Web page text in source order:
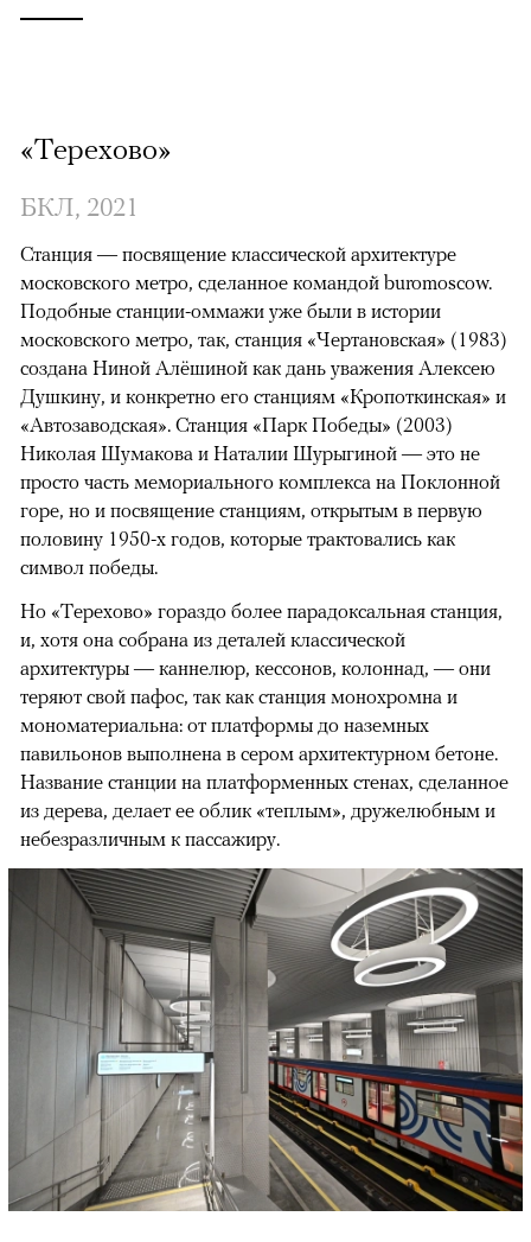
«Терехово»
БКЛ, 2021
Станция — посвящение классической архитектуре
московского метро, сделанное командой buromoscow.
Подобные станции-оммажи уже были в истории
московского метро, так, станция «Чертановская» (1983)
создана Ниной Алёшиной как дань уважения Алексею
Душкину, и конкретно его станциям «Кропоткинская» и
«Автозаводская». Станция «Парк Победы» (2003)
Николая Шумакова и Наталии Шурыгиной — это не
просто часть мемориального комплекса на Поклонной
горе, но и посвящение станциям, открытым в первую
половину 1950-х годов, которые трактовались как
символ победы.
Но «Терехово» гораздо более парадоксальная станция,
и, хотя она собрана из деталей классической
архитектуры — каннелюр, кессонов, колоннад, — они
теряют свой пафос, так как станция монохромна и
мономатериальна: от платформы до наземных
павильонов выполнена в сером архитектурном бетоне.
Название станции на платформенных стенах, сделанное
из дерева, делает ее облик «теплым», дружелюбным и
небезразличным к пассажиру.